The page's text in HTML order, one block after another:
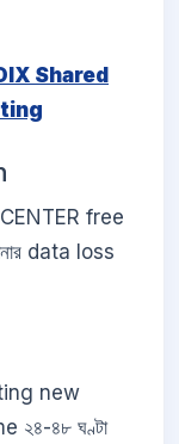
Shared
free
data loss
new
২৪-৪৮ ঘণ্টা